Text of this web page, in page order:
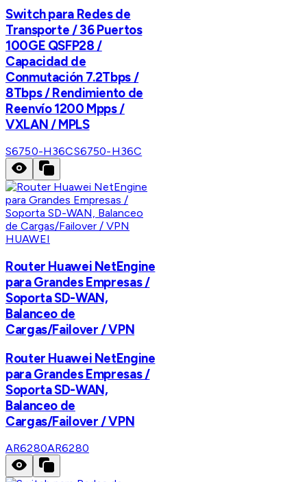
Switch para Redes de
Transporte / 36 Puertos
100GE QSFP28 /
Capacidad de
Conmutación 7.2Tbps /
8Tbps / Rendimiento de
Reenvío 1200 Mpps /
VXLAN / MPLS
S6750-H36CS6750-H36C
HUAWEI
Router Huawei NetEngine
para Grandes Empresas /
Soporta SD-WAN,
Balanceo de
Cargas/Failover / VPN
Router Huawei NetEngine
para Grandes Empresas /
Soporta SD-WAN,
Balanceo de
Cargas/Failover / VPN
AR6280AR6280